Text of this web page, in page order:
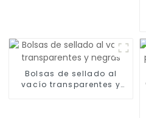
Bolsas de sellado al
vacío transparentes y